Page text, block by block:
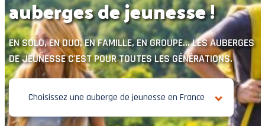
auberges de jeunesse !
EN SOLO, EN DUO, EN FAMILLE, EN GROUPE... LES AUBERGES
DE JEUNESSE C'EST POUR TOUTES LES GÉNÉRATIONS.
Choisissez une auberge de jeunesse en France